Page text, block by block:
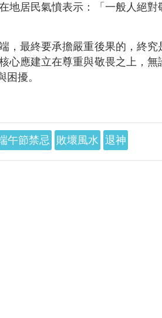
地居民氣憤表示：「一般人絕
，最終要承擔嚴重後果的，終
心應建立在尊重與敬畏之上，
擾。
午節禁忌 敗壞風水 退神